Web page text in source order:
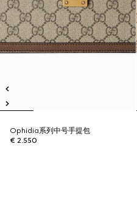
Ophidia系列中号手提包
€ 2.550